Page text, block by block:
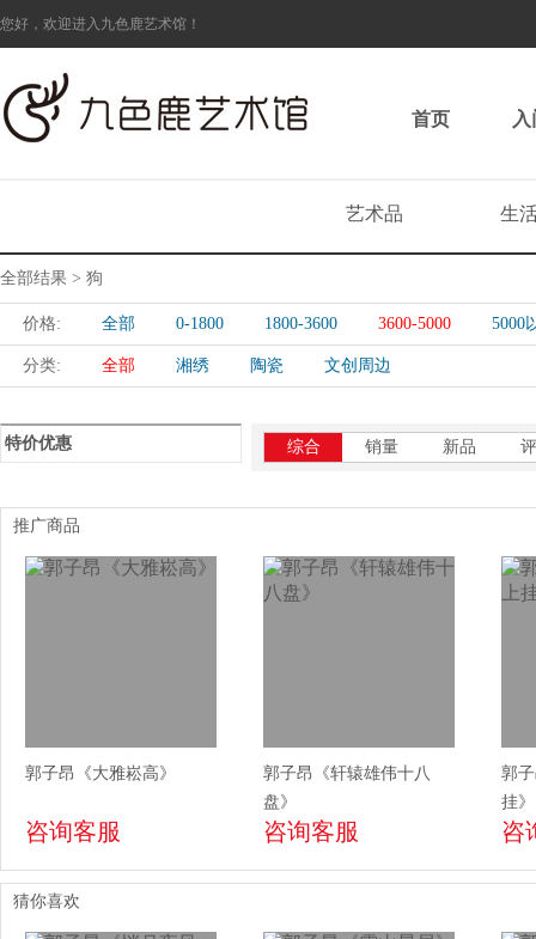
您好，欢迎进入九色鹿艺术馆！
首页
艺术品 生
全部结果 > 狗
价格: 全部 0-1800 1800-3600 3600-5000 5000
分类: 全部 湘绣 陶瓷 文创周边
特价优惠 综合 销量 新品
推广商品
郭子昂《大雅崧高》
咨询客服
郭子昂《轩辕雄伟十八
盘》
咨询客服
郭
挂》
咨
猜你喜欢